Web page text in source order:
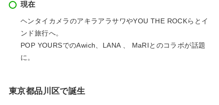
現在
ヘンタイカメラのアキラアラサワやYOU THE ROCKらとイ
ンド旅行へ。
POP YOURSでのAwich、LANA 、 MaRIとのコラボが話題
に。
東京都品川区で誕生